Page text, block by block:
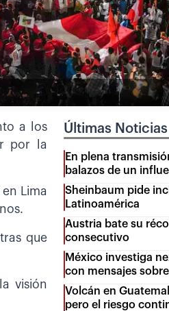
a los
por la
Lima
que
visión
Últimas Noticias
En plena
balazos de un
Sheinbaum pide
Latinoamérica
Austria bate su
consecutivo
México investiga
con mensajes
Volcán en
pero el riesgo